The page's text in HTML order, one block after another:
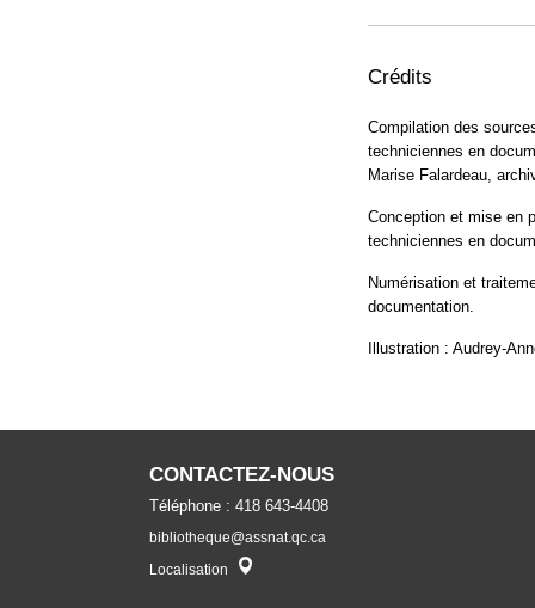
Crédits
Compilation des
techniciennes en
Marise Falardeau,
Conception et mise en
techniciennes en
Numérisation et
documentation.
Illustration : Audrey-
CONTACTEZ-NOUS
Téléphone : 418 643-4408
bibliotheque@assnat.qc.ca
Localisation